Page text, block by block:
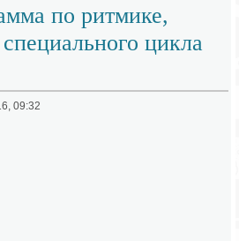
по ритмике,
цикла
09:32